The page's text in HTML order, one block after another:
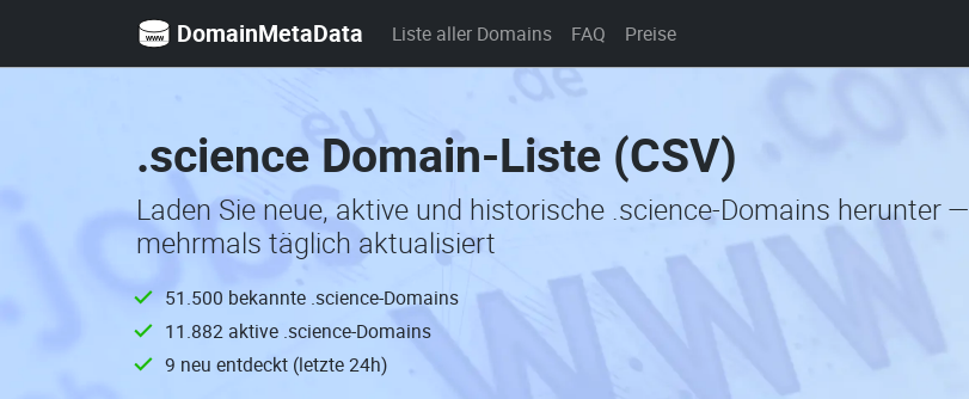
DomainMetaData Liste aller Domains FAQ Preise
.science Domain-Liste (CSV)
Laden Sie neue, aktive und historische .science-Domains herunter —
mehrmals täglich aktualisiert
51.500 bekannte .science-Domains
11.882 aktive .science-Domains
9 neu entdeckt (letzte 24h)